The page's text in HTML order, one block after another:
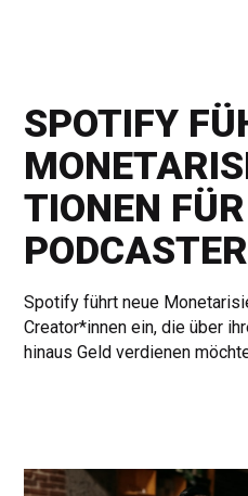
SPOTIFY
TIONEN FÜR
Spotify führt neue
Creator*innen ein, die über
hinaus Geld verdienen